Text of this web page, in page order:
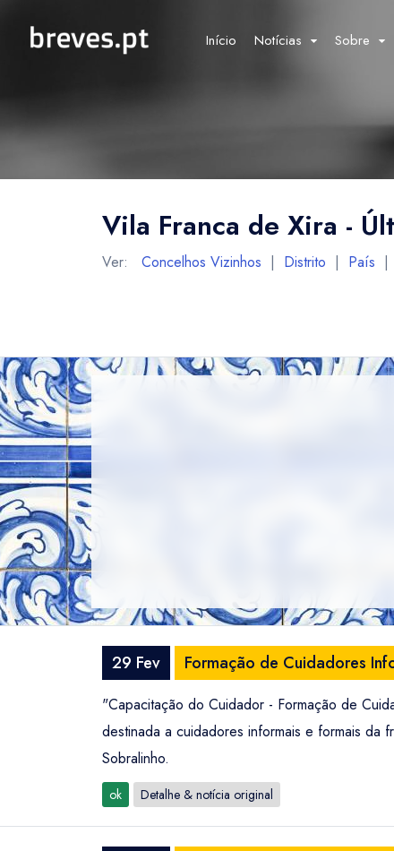
Início Notícias Sobre
Vila Franca de Xira -
Ver: Concelhos Vizinhos | Distrito | País |
29 Fev Formação de Cuidadores
"Capacitação do Cuidador - Formação de
destinada a cuidadores informais e formais
Sobralinho.
ok Detalhe & notícia original